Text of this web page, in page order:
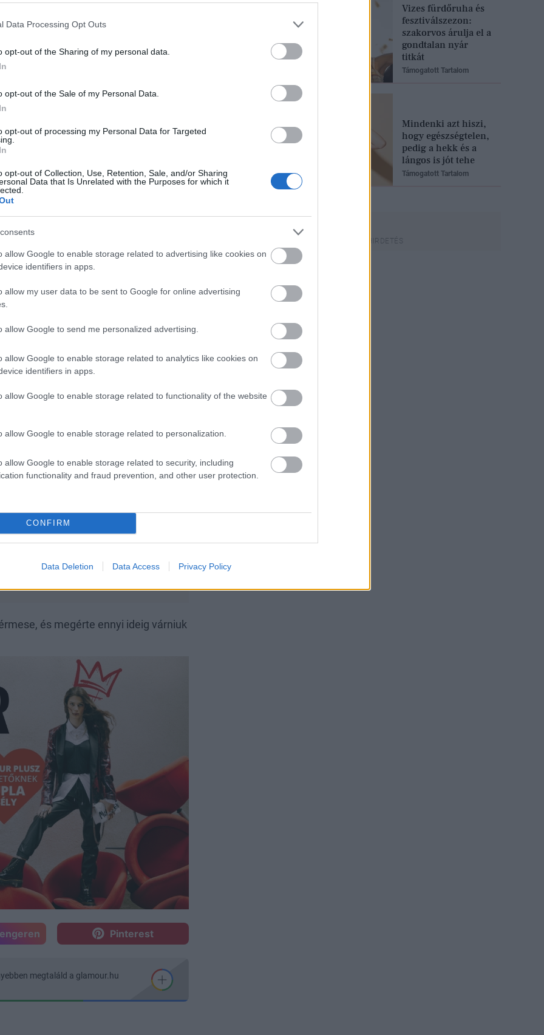
Data Processing Opt Outs
opt-out of the Sharing of my personal data.
opt-out of the Sale of my Personal Data.
opt-out of processing my Personal Data for Targeted
opt-out of Collection, Use, Retention, Sale, and/or Sharing
Data that Is Unrelated with the Purposes for which it
allow Google to enable storage related to advertising like cookies on
identifiers in apps.
allow my user data to be sent to Google for online advertising
allow Google to send me personalized advertising.
allow Google to enable storage related to analytics like cookies on
identifiers in apps.
allow Google to enable storage related to functionality of the website
allow Google to enable storage related to personalization.
allow Google to enable storage related to security, including
functionality and fraud prevention, and other user protection.
CONFIRM
Data Deletion Data Access Privacy Policy
az első találkozásról. George
Alamuddin pár közös barátuk
szerint azonnal látni lehetett,
ahogy Amalra nézett, mindent
ez most valami más lesz, mint
a lélegzete, ahogy belépett az
sem vette róla a szemét, és érezni
két idegen először látja egymást,
ketten egymásnak.
és megérte ennyi ideig várniuk
Pinterest
megtaláld a glamour.hu
Vizes fürdőruha és
fesztiválszezon:
szakorvos árulja el a
gondtalan nyár
titkát
Támogatott Tartalom
Mindenki azt hiszi,
hogy egészségtelen,
pedig a hekk és a
lángos is jót tehe
Támogatott Tartalom